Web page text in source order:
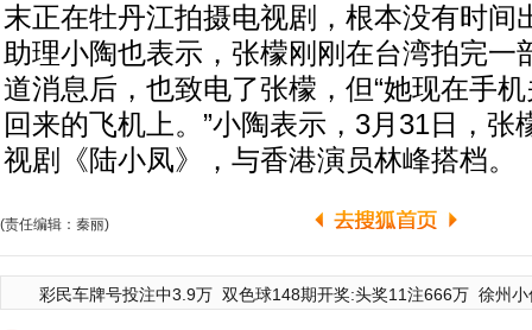
末正在牡丹江拍摄电视剧，根本没有时间
助理小陶也表示，张檬刚刚在台湾拍完一
道消息后，也致电了张檬，但“她现在手
回来的飞机上。”小陶表示，3月31日，张
视剧《陆小凤》，与香港演员林峰搭档。
(责任编辑：秦丽)
彩民车牌号投注中3.9万 双色球148期开奖:头奖11注666万 徐州